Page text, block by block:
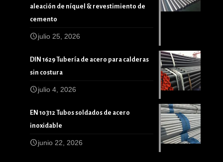
aleación de níquel & revestimiento de
cemento
julio 25, 2026
DIN 1629 Tubería de acero para calderas
sin costura
julio 4, 2026
EN 10312 Tubos soldados de acero
inoxidable
junio 22, 2026